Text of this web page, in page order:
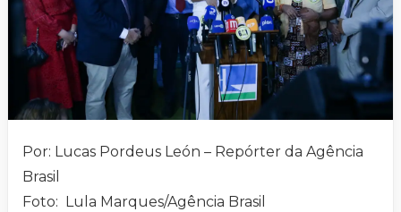
Por: Lucas Pordeus León – Repórter da Agência
Brasil
Foto: Lula Marques/Agência Brasil